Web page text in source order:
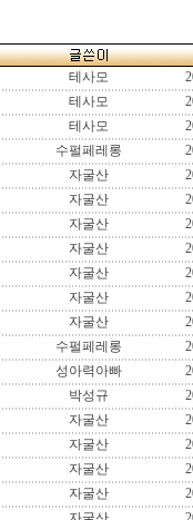
테사모
테사모
테사모
수펄페레롱
자굴산
자굴산
자굴산
자굴산
자굴산
자굴산
자굴산
수펄페레롱
성아력아빠
박성규
자굴산
자굴산
자굴산
자굴산